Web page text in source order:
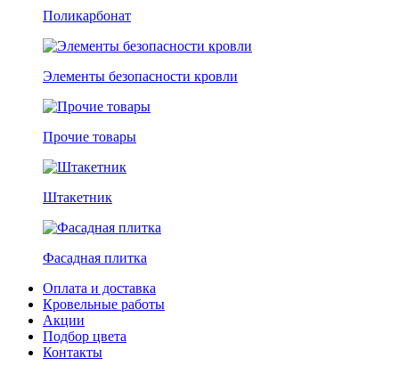
Поликарбонат
Элементы безопасности кровли
Прочие товары
Штакетник
Фасадная плитка
Оплата и доставка
Кровельные работы
Акции
Подбор цвета
Контакты